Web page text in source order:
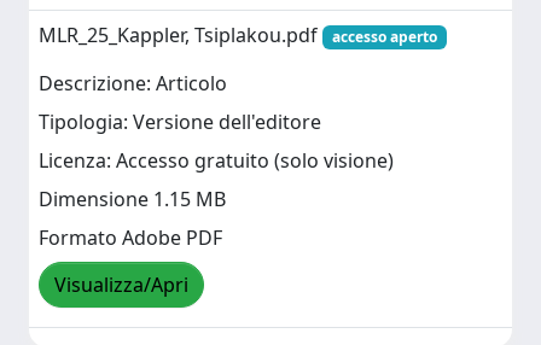
MLR_25_Kappler, Tsiplakou.pdf
accesso aperto
Descrizione: Articolo
Tipologia: Versione dell'editore
Licenza: Accesso gratuito (solo visione)
Dimensione 1.15 MB
Formato Adobe PDF
Visualizza/Apri